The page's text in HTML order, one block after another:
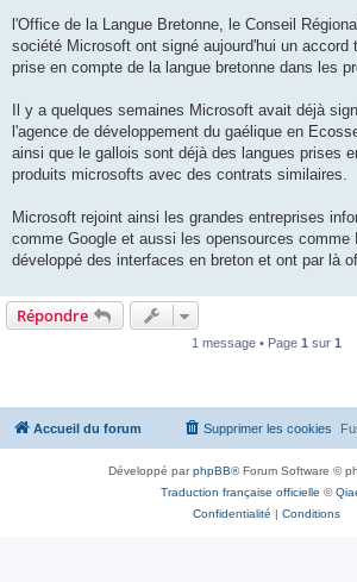
l'Office de la Langue Bretonne, le Conseil
société Microsoft ont signé aujourd'hui un accord
prise en compte de la langue bretonne dans les
Il y a quelques semaines Microsoft avait déjà
l'agence de développement du gaélique en
ainsi que le gallois sont déjà des langues prises
produits microsofts avec des contrats similaires.
Microsoft rejoint ainsi les grandes entreprises
comme Google et aussi les opensources comme
développé des interfaces en breton et ont par là
Répondre
1 message • Page 1 sur 1
Accueil du forum Supprimer les cookies
Développé parphpBB® Forum Software ©
Traduction française officielle ©
Confidentialité | Conditions